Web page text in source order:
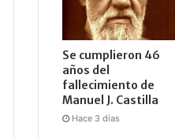
Se cumplieron 46
años del
fallecimiento de
Manuel J. Castilla
Hace 3 días